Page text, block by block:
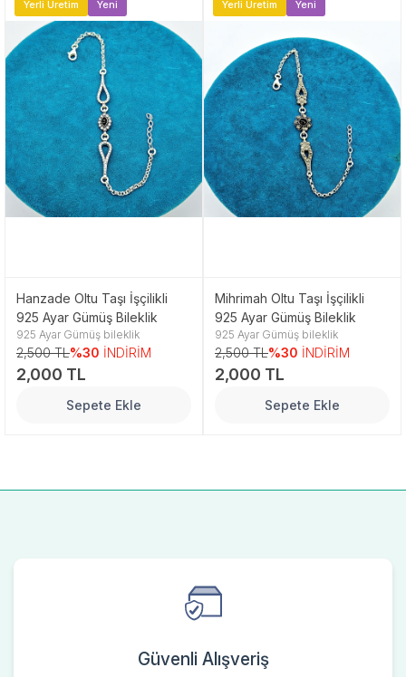
Yerli Üretim Yeni
Hanzade Oltu Taşı İşçilikli
925 Ayar Gümüş Bileklik
925 Ayar Gümüş bileklik
2,500 TL%30 İNDİRİM
2,000 TL
Sepete Ekle
Yerli Üretim Yeni
Mihrimah Oltu Taşı İşçilikli
925 Ayar Gümüş Bileklik
925 Ayar Gümüş bileklik
2,500 TL%30 İNDİRİM
2,000 TL
Sepete Ekle
Güvenli Alışveriş